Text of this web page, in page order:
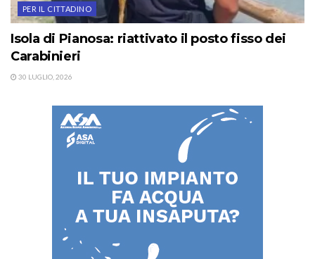
PER IL CITTADINO
Isola di Pianosa: riattivato il posto fisso dei
Carabinieri
30 LUGLIO, 2026